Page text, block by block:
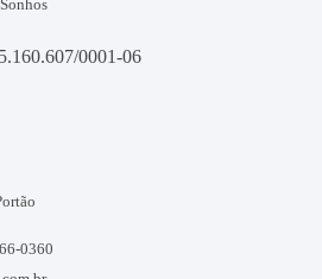
0001-06
0360